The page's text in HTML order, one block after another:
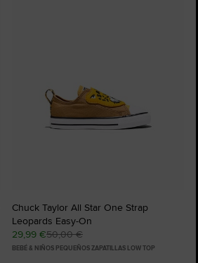
Chuck Taylor All Star One Strap
Leopards Easy-On
29,99 €50,00 €
BEBÉ & NIÑOS PEQUEÑOS ZAPATILLAS LOW TOP